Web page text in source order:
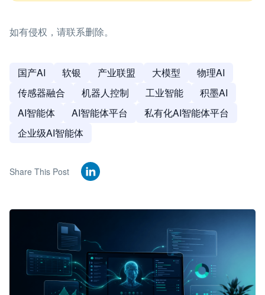
如有侵权，请联系删除。
国产AI 软银 产业联盟 大模型
物理AI
传感器融合
机器人控制 工业智能
积墨AI
AI智能体
AI智能体平台
私有化AI智能体平台
企业级AI智能体
Share This Post